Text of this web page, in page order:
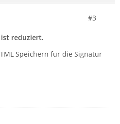
#3
ist reduziert.
Speichern für die Signatur